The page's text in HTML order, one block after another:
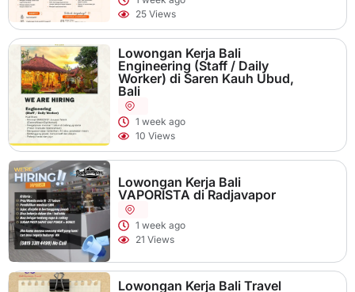
25 Views
Lowongan Kerja Bali
Engineering (Staff / Daily
Worker) di Saren Kauh Ubud,
Bali
1 week ago
10 Views
Lowongan Kerja Bali
VAPORISTA di Radjavapor
1 week ago
21 Views
Lowongan Kerja Bali Travel